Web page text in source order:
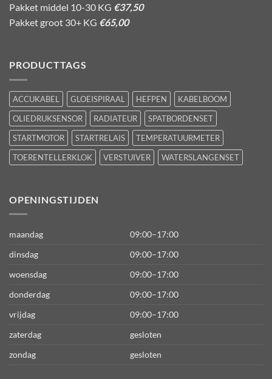
Pakket middel 10-30 KG €37,50
Pakket groot 30+ KG €65,00
PRODUCTTAGS
ACCUKABEL GLOEISPIRAAL HEFPEN
KABELBOOM
OLIEDRUKSENSOR
RADIATEUR
SPATBORDENSET
STARTMOTOR
STARTRELAIS
TEMPERATUURMETER
TOERENTELLERKLOK
VERSTUIVER WATERSLANGENSET
OPENINGSTIJDEN
maandag
09:00–17:00
dinsdag
09:00–17:00
woensdag
09:00–17:00
donderdag
09:00–17:00
vrijdag
09:00–17:00
zaterdag
gesloten
zondag
gesloten